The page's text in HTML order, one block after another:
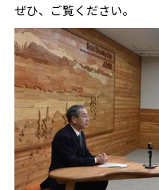
ぜひ、ご覧ください。